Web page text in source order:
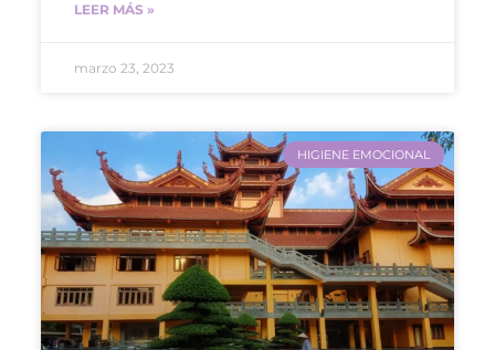
LEER MÁS »
marzo 23, 2023
HIGIENE EMOCIONAL